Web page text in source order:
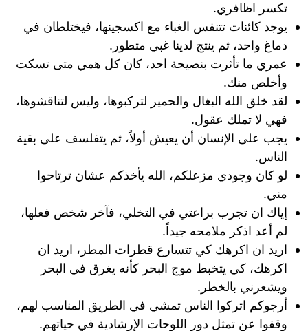
تكسر اظافري.
يوجد كائنات تتنفس الغباء مع اكسجينها، فيختلطان في
دماغ واحد، ثم ينتج لدينا غبي متطور.
عمري ما تأثرت بنصيحة احد، كان كل همي متى تسكت
وأخلص منك.
لقد خلق الله البغال والحمير لتركبوها، وليس لتناقشوها،
فهي لا تملك عقول.
يجب على الإنسان أن يعيش أولاً، ثم يتفلسف على بقية
الناس.
لو كان وجودي مزعلكم، الله يأخذكم عشان ترتاحوا
مني.
إياك ان تجرب براعتي في التخلي، فآخر شخص فعلها،
لم أعد اذكر ملامحه جيداً.
اريد ان اكرهك كي تتسارع قطرات المطر، اريد ان
اكرهك، كي يتخبط موج البحر كأنه يغرق في البحر
ويشعرني بالخطر.
أرجوكم اتركوا الناس تمشي في الطريق المناسب لهم،
وقفوا عن تمثل دور اللوحات الإرشادية في حياتهم.